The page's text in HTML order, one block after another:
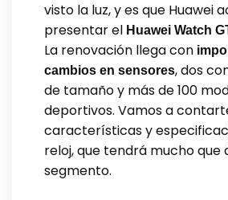
visto la luz, y es que Huawei
presentar el Huawei Watch
La renovación llega con
cambios en sensores, dos
de tamaño y más de 100
deportivos. Vamos a
características y
reloj, que tendrá mucho que
segmento.